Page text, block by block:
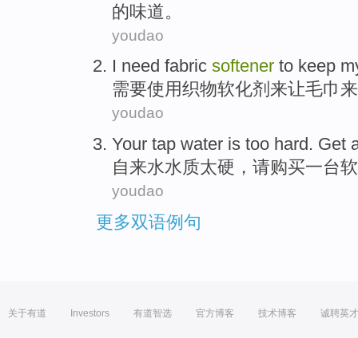
的味道。
youdao
I need fabric softener to keep
需要使用织物软化剂 来让毛巾
youdao
Your tap water is too hard . Get
自来水水质太硬 ，请购买一台
youdao
更多双语例句
关于有道 Investors 有道智选 官方博客 技术博客 诚聘英才